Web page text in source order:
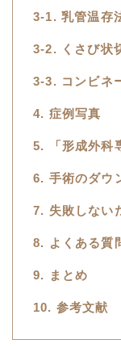
3-1. 乳管温存
3-2. くさび状
3-3. コンビネ
4. 症例写真
5. 「形成外科
6. 手術のダウ
7. 失敗しない
8. よくある質
9. まとめ
10. 参考文献